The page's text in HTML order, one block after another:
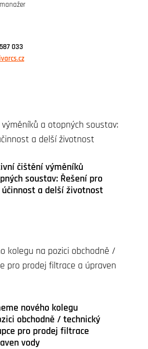
033
čištění výměníků
soustav: Řešení pro
účinnost a delší životnost
nového kolegu
obchodně / technický
pro prodej filtrace
vody